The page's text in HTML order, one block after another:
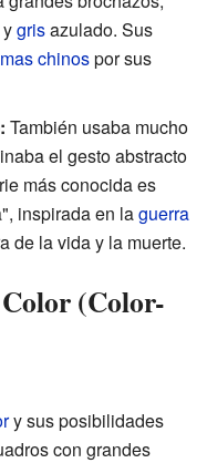
ygrisazulado. Sus
chinospor sus
También usaba mucho
el gesto abstracto
más conocida es
inspirada en laguerra
de la vida y la muerte.
(Color-
y sus posibilidades
con grandes